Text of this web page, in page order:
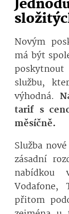
Novým
má být
službu,
výhodná.
tarif s
měsíčně.
Služba
zásadní
nabídkou
přitom